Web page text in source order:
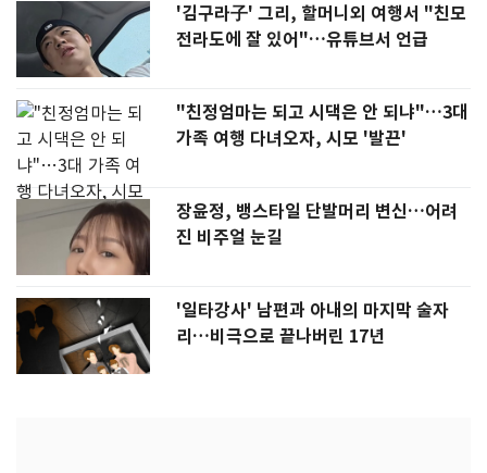
'김구라子' 그리, 할머니외 여행서 "친모
전라도에 잘 있어"…유튜브서 언급
"친정엄마는 되고 시댁은 안 되냐"…3대
가족 여행 다녀오자, 시모 '발끈'
장윤정, 뱅스타일 단발머리 변신…어려
진 비주얼 눈길
'일타강사' 남편과 아내의 마지막 술자
리…비극으로 끝나버린 17년